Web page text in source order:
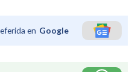
en Google